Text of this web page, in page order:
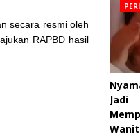
secara resmi oleh
RAPBD hasil
Jadi